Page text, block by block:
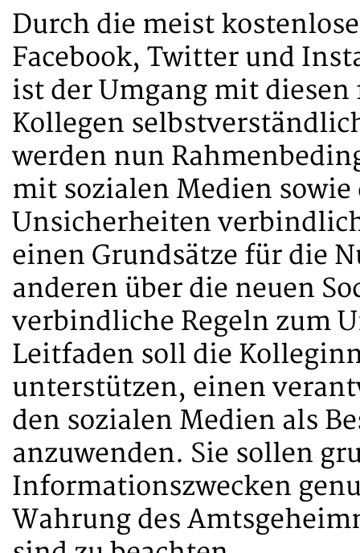
Durch die meist
Facebook, Twitter und
ist der Umgang mit
Kollegen
werden nun
mit sozialen Medien sowie
Unsicherheiten
einen Grundsätze für die
anderen über die neuen
verbindliche Regeln zum
Leitfaden soll die
unterstützen, einen
den sozialen Medien als
anzuwenden. Sie sollen
Informationszwecken
Wahrung des